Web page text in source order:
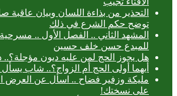
التحذير من بذاءة اللسان وبيان عاقبة
توضح حكم الشرع في ذلك
المشهد الثاني .. الفصل الأول .. مسرحية
للمبدع حسن خلف حسين
هل يجوز الحج لمن عليه ديون مؤجلة؟..
أيهما أولى الحج أم الزواج؟.. شاب يسأل
مليكة وزفير فضاح .. اسأل عن العرض
على نسختك!